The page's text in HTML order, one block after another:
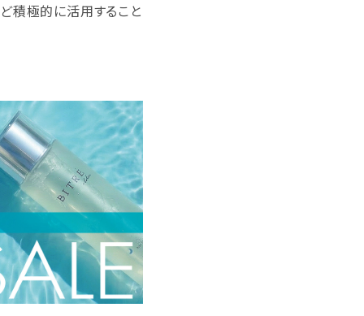
積極的に活用すること